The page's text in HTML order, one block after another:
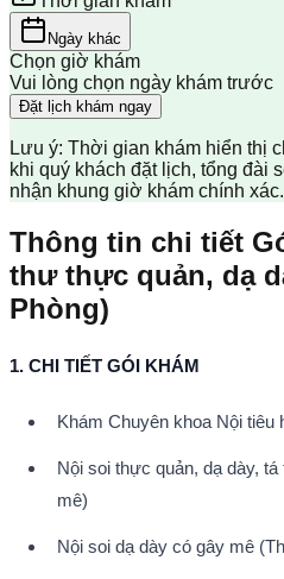
Ngày khác
Chọn giờ khám
Vui lòng chọn ngày khám trước
Đặt lịch khám ngay
Lưu ý: Thời gian khám hiển thị
khi quý khách đặt lịch, tổng đài
nhận khung giờ khám chính xác.
Thông tin chi tiết
thư thực quản, dạ
Phòng)
1. CHI TIẾT GÓI KHÁM
Khám Chuyên khoa Nội tiêu
Nội soi thực quản, dạ dày,
mê)
Nội soi dạ dày có gây mê